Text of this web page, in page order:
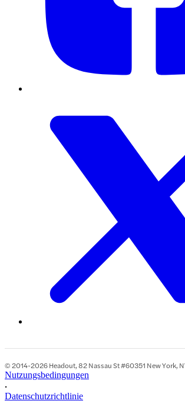
© 2014-2026 Headout, 82 Nassau St #60351 New York,
Nutzungsbedingungen
•
Datenschutzrichtlinie